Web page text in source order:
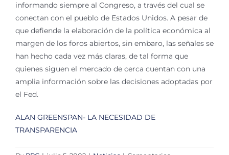
informando siempre al Congreso, a través del cual se
conectan con el pueblo de Estados Unidos. A pesar de
que defiende la elaboración de la política económica al
margen de los foros abiertos, sin embaro, las señales se
han hecho cada vez más claras, de tal forma que
quienes siguen el mercado de cerca cuentan con una
amplia información sobre las decisiones adoptadas por
el Fed.
ALAN GREENSPAN- LA NECESIDAD DE
TRANSPARENCIA